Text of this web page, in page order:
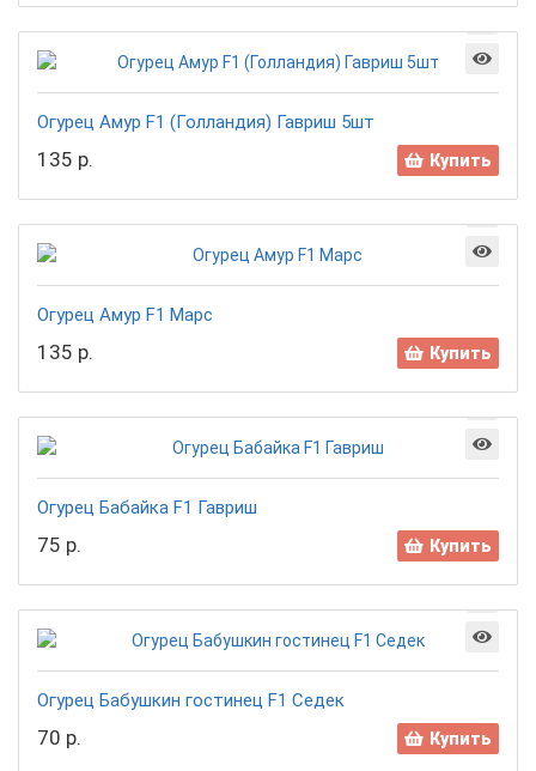
Огурец Амур F1 (Голландия) Гавриш 5шт
135 р. Купить
Огурец Амур F1 Марс
135 р. Купить
Огурец Бабайка F1 Гавриш
75 р. Купить
Огурец Бабушкин гостинец F1 Седек
70 р. Купить